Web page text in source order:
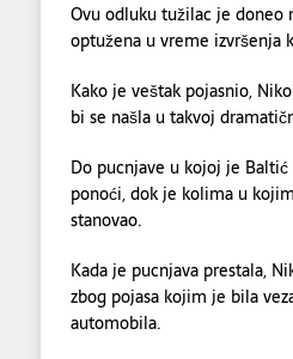
Ovu odluku tužilac je doneo
optužena u vreme izvršenja
Kako je veštak pojasnio,
bi se našla u takvoj
Do pucnjave u kojoj je
ponoći, dok je kolima u
stanovao.
Kada je pucnjava prestala,
zbog pojasa kojim je bila
automobila.